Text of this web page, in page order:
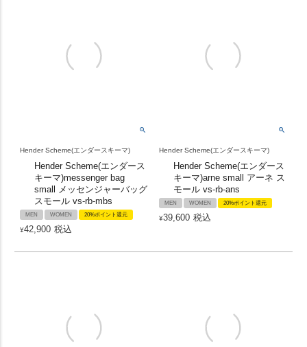
Hender Scheme(エンダースキーマ)
Hender Scheme(エンダース
キーマ)messenger bag
small メッセンジャーバッグ
スモール vs-rb-mbs
MEN WOMEN 20%ポイント還元
¥42,900 税込
Hender Scheme(エンダースキーマ)
Hender Scheme(エンダース
キーマ)arne small アーネ ス
モール vs-rb-ans
MEN WOMEN 20%ポイント還元
¥39,600 税込